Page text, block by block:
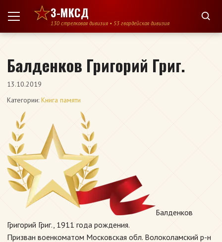
Перейти к содержимому
3-МКСД
130 стрелковая дивизия • 53 гвардейская дивизия
Балденков Григорий Григ.
13.10.2019
Категории: Книга памяти
Балденков
Григорий Григ., 1911 года рождения.
Призван военкоматом Московская обл. Волоколамский р-н